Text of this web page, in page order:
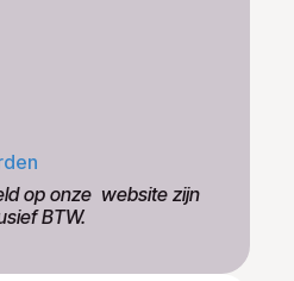
op onze ​website zijn
BTW.